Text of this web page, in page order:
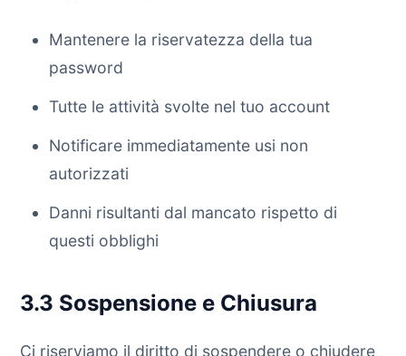
Mantenere la riservatezza della tua
password
Tutte le attività svolte nel tuo account
Notificare immediatamente usi non
autorizzati
Danni risultanti dal mancato rispetto di
questi obblighi
3.3 Sospensione e Chiusura
Ci riserviamo il diritto di sospendere o chiudere